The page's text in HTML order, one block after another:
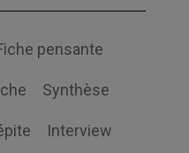
pensante
Synthèse
Interview